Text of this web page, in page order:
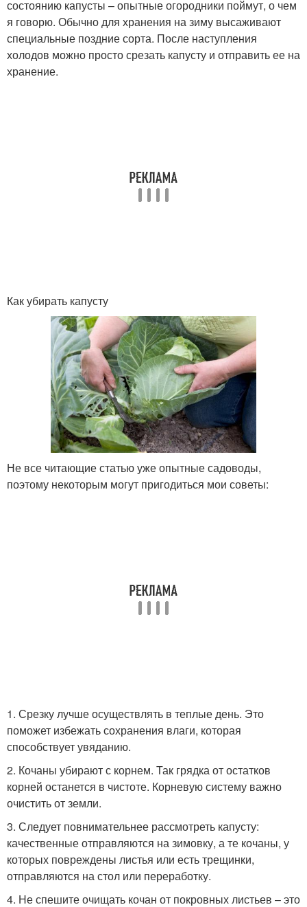
состоянию капусты – опытные огородники поймут, о чем
я говорю. Обычно для хранения на зиму высаживают
специальные поздние сорта. После наступления
холодов можно просто срезать капусту и отправить ее на
хранение.
Как убирать капусту
Не все читающие статью уже опытные садоводы,
поэтому некоторым могут пригодиться мои советы:
1. Срезку лучше осуществлять в теплые день. Это
поможет избежать сохранения влаги, которая
способствует увяданию.
2. Кочаны убирают с корнем. Так грядка от остатков
корней останется в чистоте. Корневую систему важно
очистить от земли.
3. Следует повнимательнее рассмотреть капусту:
качественные отправляются на зимовку, а те кочаны, у
которых повреждены листья или есть трещинки,
отправляются на стол или переработку.
4. Не спешите очищать кочан от покровных листьев – это